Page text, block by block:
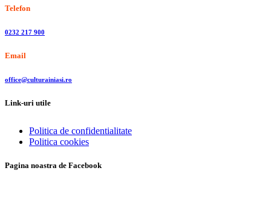
Telefon
0232 217 900
Email
office@culturainiasi.ro
Link-uri utile
Politica de confidentialitate
Politica cookies
Pagina noastra de Facebook